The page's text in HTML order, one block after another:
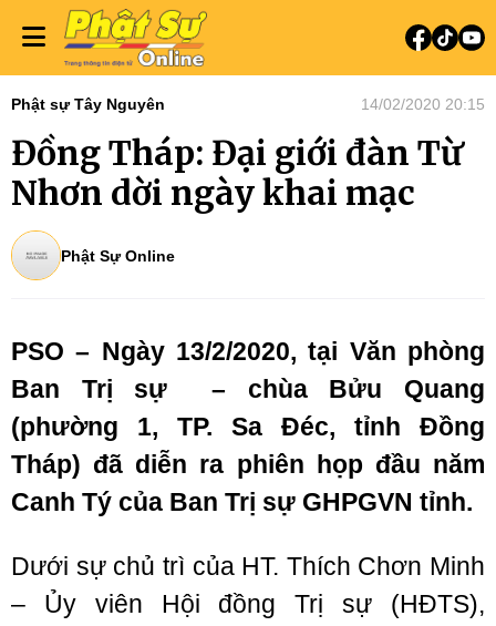
Phật sự Tây Nguyên 14/02/2020 20:15
Đồng Tháp: Đại giới đàn Từ
Nhơn dời ngày khai mạc
Phật Sự Online
PSO – Ngày 13/2/2020, tại Văn phòng
Ban Trị sự – chùa Bửu Quang
(phường 1, TP. Sa Đéc, tỉnh Đồng
Tháp) đã diễn ra phiên họp đầu năm
Canh Tý của Ban Trị sự GHPGVN tỉnh.
Dưới sự chủ trì của HT. Thích Chơn Minh
– Ủy viên Hội đồng Trị sự (HĐTS),